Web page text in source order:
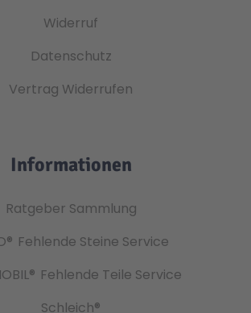
Widerruf
Datenschutz
Vertrag Widerrufen
Informationen
Ratgeber Sammlung
Fehlende Steine Service
Fehlende Teile Service
Schleich®